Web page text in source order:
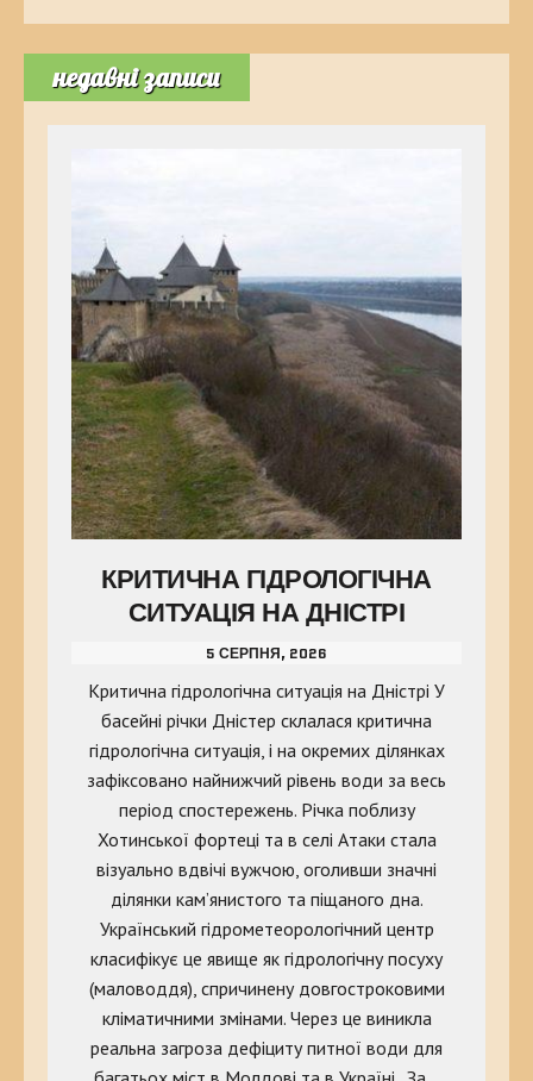
недавні записи
КРИТИЧНА ГІДРОЛОГІЧНА
СИТУАЦІЯ НА ДНІСТРІ
5 СЕРПНЯ, 2026
Критична гідрологічна ситуація на Дністрі У
басейні річки Дністер склалася критична
гідрологічна ситуація, і на окремих ділянках
зафіксовано найнижчий рівень води за весь
період спостережень. Річка поблизу
Хотинської фортеці та в селі Атаки стала
візуально вдвічі вужчою, оголивши значні
ділянки кам’янистого та піщаного дна.
Український гідрометеорологічний центр
класифікує це явище як гідрологічну посуху
(маловоддя), спричинену довгостроковими
кліматичними змінами. Через це виникла
реальна загроза дефіциту питної води для